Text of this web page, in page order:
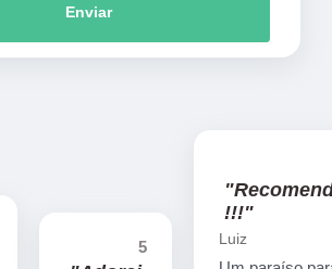
Enviar
5
!!!"
Luiz